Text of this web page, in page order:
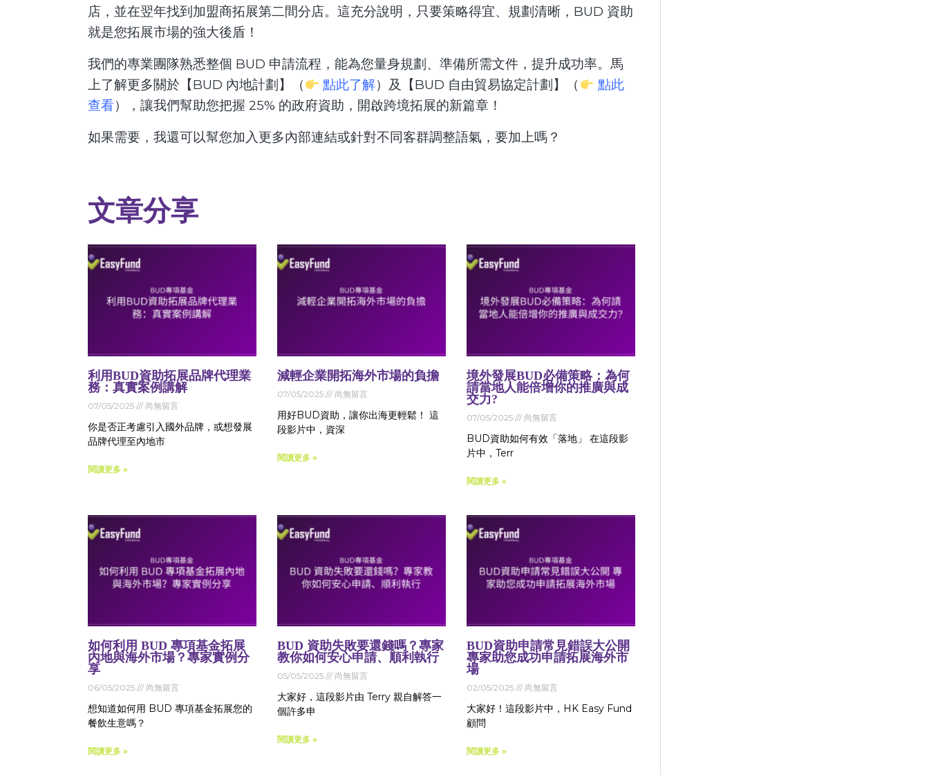
店，並在翌年找到加盟商拓展第二間分店。這充分說明，只要策略得宜、規劃清晰，BUD 資助
就是您拓展市場的強大後盾！
我們的專業團隊熟悉整個 BUD 申請流程，能為您量身規劃、準備所需文件，提升成功率。馬
上了解更多關於【BUD 內地計劃】（
點此了解）及【BUD 自由貿易協定計劃】（
點此
查看），讓我們幫助您把握 25% 的政府資助，開啟跨境拓展的新篇章！
如果需要，我還可以幫您加入更多內部連結或針對不同客群調整語氣，要加上嗎？
文章分享
利用BUD資助拓展品牌代理業
務：真實案例講解
07/05/2025 尚無留言
你是否正考慮引入國外品牌，或想發展
品牌代理至內地市
閱讀更多 »
減輕企業開拓海外市場的負擔
07/05/2025 尚無留言
用好BUD資助，讓你出海更輕鬆！ 這
段影片中，資深
閱讀更多 »
境外發展BUD必備策略：為何
請當地人能倍增你的推廣與成
交力?
07/05/2025 尚無留言
BUD資助如何有效「落地」 在這段影
片中，Terr
閱讀更多 »
如何利用 BUD 專項基金拓展
內地與海外市場？專家實例分
享
06/05/2025 尚無留言
想知道如何用 BUD 專項基金拓展您的
餐飲生意嗎？
閱讀更多 »
BUD 資助失敗要還錢嗎？專家
教你如何安心申請、順利執行
05/05/2025 尚無留言
大家好，這段影片由 Terry 親自解答一
個許多申
閱讀更多 »
BUD資助申請常見錯誤大公開
專家助您成功申請拓展海外市
場
02/05/2025 尚無留言
大家好！這段影片中，HK Easy Fund
顧問
閱讀更多 »